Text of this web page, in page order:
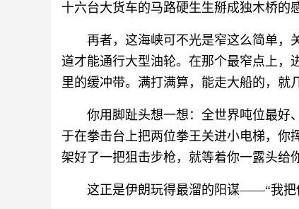
十六台大货车的马路硬生生掰成独木桥的
再者，这海峡可不光是窄这么简单，
道才能通行大型油轮。在那个最窄点上，
里的缓冲带。满打满算，能走大船的，就
你用脚趾头想一想：全世界吨位最好
于在拳击台上把两位拳王关进小电梯，你
架好了一把狙击步枪，就等着你一露头给
这正是伊朗玩得最溜的阳谋——“我把